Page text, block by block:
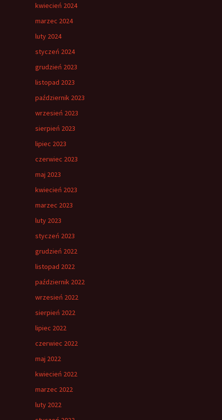
kwiecień 2024
marzec 2024
luty 2024
styczeń 2024
grudzień 2023
listopad 2023
październik 2023
wrzesień 2023
sierpień 2023
lipiec 2023
czerwiec 2023
maj 2023
kwiecień 2023
marzec 2023
luty 2023
styczeń 2023
grudzień 2022
listopad 2022
październik 2022
wrzesień 2022
sierpień 2022
lipiec 2022
czerwiec 2022
maj 2022
kwiecień 2022
marzec 2022
luty 2022